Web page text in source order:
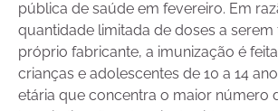
pública de saúde em fevereiro. Em
quantidade limitada de doses a
próprio fabricante, a imunização é
crianças e adolescentes de 10 a 14
etária que concentra o maior número